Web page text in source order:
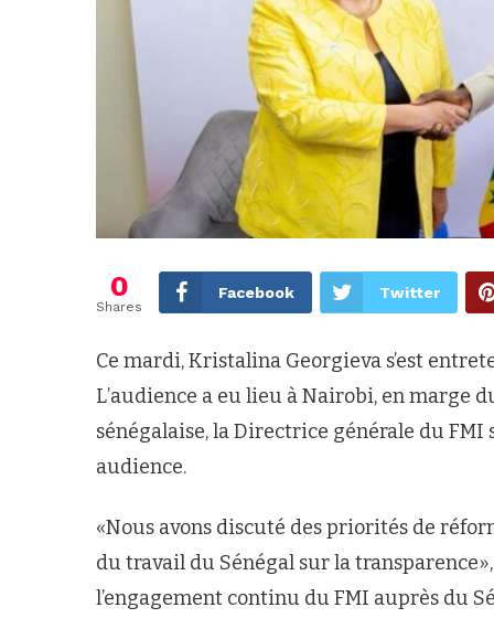
0
Shares
Facebook Twitter
Ce mardi, Kristalina Georgieva s’est
L’audience a eu lieu à Nairobi, en marge
sénégalaise, la Directrice générale du FMI
audience.
«Nous avons discuté des priorités de
du travail du Sénégal sur la
l’engagement continu du FMI auprès du